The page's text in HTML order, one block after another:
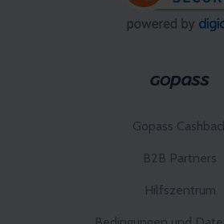
Gopass
B2B Partners
Hilfszentrum